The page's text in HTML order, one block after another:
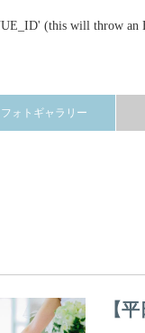
(this will throw
フォトギャラリー
【